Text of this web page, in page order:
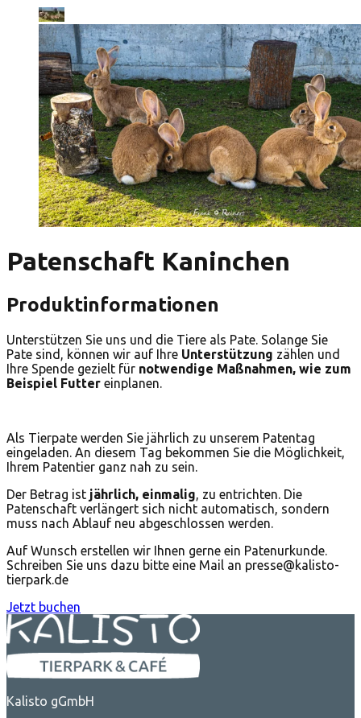
Patenschaft Kaninchen
Produktinformationen
Unterstützen Sie uns und die Tiere als Pate. Solange Sie
Pate sind, können wir auf Ihre Unterstützung zählen und
Ihre Spende gezielt für notwendige Maßnahmen, wie zum
Beispiel Futter einplanen.
Als Tierpate werden Sie jährlich zu unserem Patentag
eingeladen. An diesem Tag bekommen Sie die Möglichkeit,
Ihrem Patentier ganz nah zu sein.
Der Betrag ist jährlich, einmalig, zu entrichten. Die
Patenschaft verlängert sich nicht automatisch, sondern
muss nach Ablauf neu abgeschlossen werden.
Auf Wunsch erstellen wir Ihnen gerne ein Patenurkunde.
Schreiben Sie uns dazu bitte eine Mail an presse@kalisto-
tierpark.de
Jetzt buchen
Kalisto gGmbH